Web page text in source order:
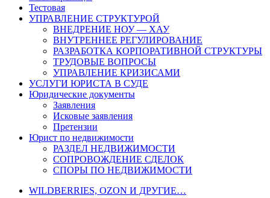
Тестовая
УПРАВЛЕНИЕ СТРУКТУРОЙ
ВНЕДРЕНИЕ НОУ — ХАУ
ВНУТРЕННЕЕ РЕГУЛИРОВАНИЕ
РАЗРАБОТКА КОРПОРАТИВНОЙ СТРУКТУРЫ
ТРУДОВЫЕ ВОПРОСЫ
УПРАВЛЕНИЕ КРИЗИСАМИ
УСЛУГИ ЮРИСТА В СУДЕ
Юридические документы
Заявления
Исковые заявления
Претензии
Юрист по недвижимости
РАЗДЕЛ НЕДВИЖИМОСТИ
СОПРОВОЖДЕНИЕ СДЕЛОК
СПОРЫ ПО НЕДВИЖИМОСТИ
WILDBERRIES, OZON И ДРУГИЕ…